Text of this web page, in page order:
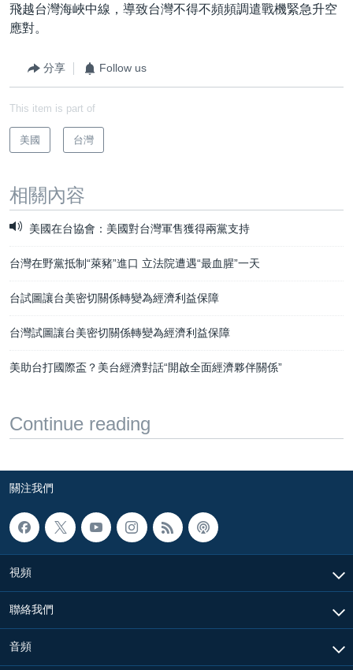
飛越台灣海峽中線，導致台灣不得不頻頻調遣戰機緊急升空
應對。
分享 Follow us
This item is part of
美國 台灣
相關內容
美國在台協會：美國對台灣軍售獲得兩黨支持
台灣在野黨抵制“萊豬”進口 立法院遭遇“最血腥”一天
台試圖讓台美密切關係轉變為經濟利益保障
台灣試圖讓台美密切關係轉變為經濟利益保障
美助台打國際盃？美台經濟對話“開啟全面經濟夥伴關係”
Continue reading
關注我們
視頻
聯絡我們
音頻